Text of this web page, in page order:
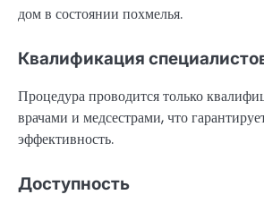
дом в состоянии похмелья.
Квалификация
Процедура проводится только
врачами и медсестрами, что
эффективность.
Доступность